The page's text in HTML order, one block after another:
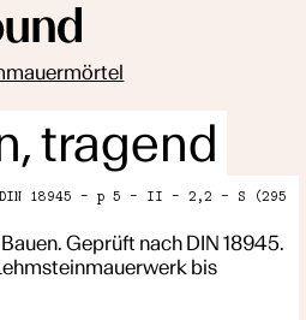
tragend
18945 – p 5 – II – 2,2 – S (295
Geprüft nach DIN 18945.
bis